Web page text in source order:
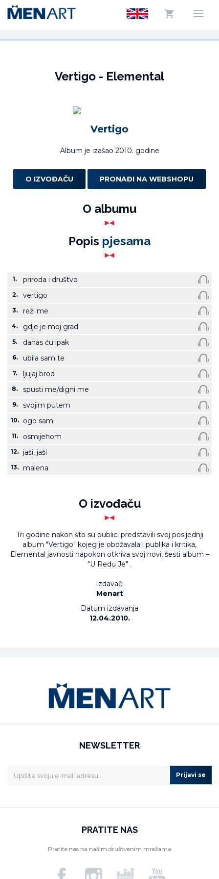
Vertigo - Elemental
Vertigo
Album je izašao 2010. godine
O IZVOĐAČU PRONAĐI NA WEBSHOPU
O albumu
Popis pjesama
1. priroda i društvo
2. vertigo
3. reži me
4. gdje je moj grad
5. danas ću ipak
6. ubila sam te
7. ljujaj brod
8. spusti me/digni me
9. svojim putem
10. ogo sam
11. osmijehom
12. jaši, jaši
13. malena
O izvođaču
Tri godine nakon što su publici predstavili svoj posljednji
album "Vertigo" kojeg je obožavala i publika i kritika,
Elemental javnosti napokon otkriva svoj novi, šesti album –
"U Redu Je" .
Izdavač:
Menart
Datum izdavanja
12.04.2010.
NEWSLETTER
Prijavi se
PRATITE NAS
Pratite nas na našim društvenim mrežama